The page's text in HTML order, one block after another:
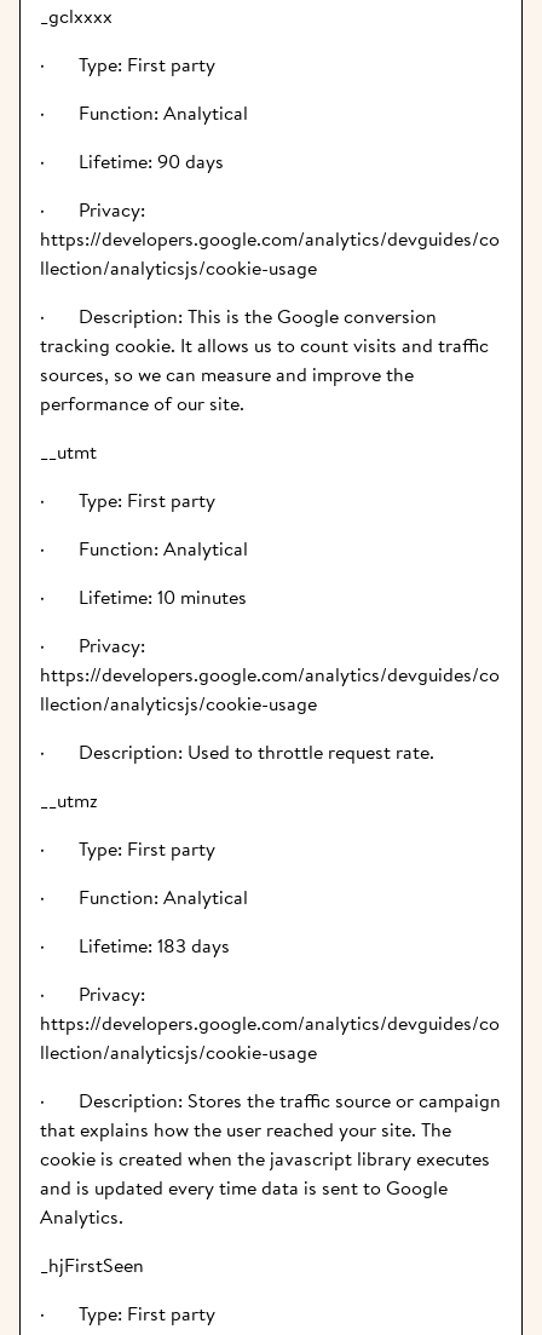
_gclxxxx
·       Type: First party
·       Function: Analytical
·       Lifetime: 90 days
·       Privacy:
https://developers.google.com/analytics/devguides/co
llection/analyticsjs/cookie-usage
·       Description: This is the Google conversion
tracking cookie. It allows us to count visits and traffic
sources, so we can measure and improve the
performance of our site.
__utmt
·       Type: First party
·       Function: Analytical
·       Lifetime: 10 minutes
·       Privacy:
https://developers.google.com/analytics/devguides/co
llection/analyticsjs/cookie-usage
·       Description: Used to throttle request rate.
__utmz
·       Type: First party
·       Function: Analytical
·       Lifetime: 183 days
·       Privacy:
https://developers.google.com/analytics/devguides/co
llection/analyticsjs/cookie-usage
·       Description: Stores the traffic source or campaign
that explains how the user reached your site. The
cookie is created when the javascript library executes
and is updated every time data is sent to Google
Analytics.
_hjFirstSeen
·       Type: First party